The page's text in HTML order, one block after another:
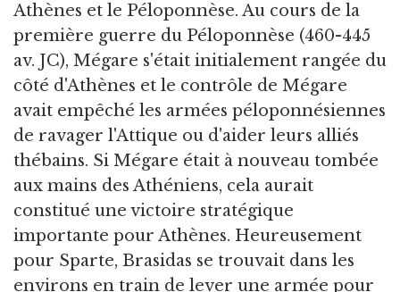
Athènes et le Péloponnèse. Au cours de la
première guerre du Péloponnèse (460-445
av. JC), Mégare s'était initialement rangée du
côté d'Athènes et le contrôle de Mégare
avait empêché les armées péloponnésiennes
de ravager l'Attique ou d'aider leurs alliés
thébains. Si Mégare était à nouveau tombée
aux mains des Athéniens, cela aurait
constitué une victoire stratégique
importante pour Athènes. Heureusement
pour Sparte, Brasidas se trouvait dans les
environs en train de lever une armée pour